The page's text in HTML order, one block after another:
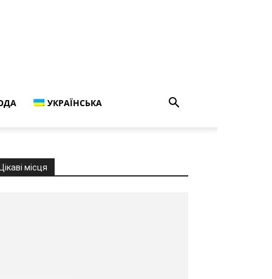
УКРАЇНСЬКА
Цікаві місця